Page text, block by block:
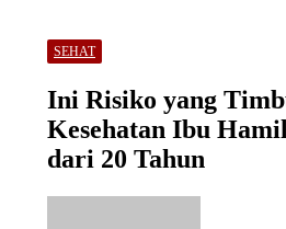
SEHAT
Ini Risiko yang
Kesehatan Ibu
dari 20 Tahun